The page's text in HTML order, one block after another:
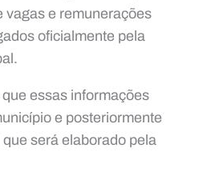
vagas e remunerações
oficialmente pela
essas informações
e posteriormente
será elaborado pela